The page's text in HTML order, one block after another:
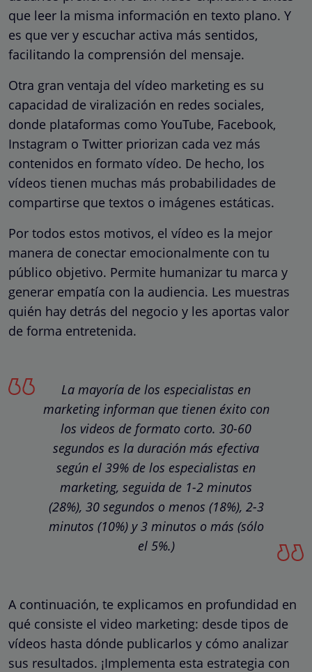
que leer la misma información en texto plano. Y
es que ver y escuchar activa más sentidos,
facilitando la comprensión del mensaje.
Otra gran ventaja del vídeo marketing es su
capacidad de viralización en redes sociales,
donde plataformas como YouTube, Facebook,
Instagram o Twitter priorizan cada vez más
contenidos en formato vídeo. De hecho, los
vídeos tienen muchas más probabilidades de
compartirse que textos o imágenes estáticas.
Por todos estos motivos, el vídeo es la mejor
manera de conectar emocionalmente con tu
público objetivo. Permite humanizar tu marca y
generar empatía con la audiencia. Les muestras
quién hay detrás del negocio y les aportas valor
de forma entretenida.
La mayoría de los especialistas en
marketing informan que tienen éxito con
los videos de formato corto. 30-60
segundos es la duración más efectiva
según el 39% de los especialistas en
marketing, seguida de 1-2 minutos
(28%), 30 segundos o menos (18%), 2-3
minutos (10%) y 3 minutos o más (sólo
el 5%.)
A continuación, te explicamos en profundidad en
qué consiste el video marketing: desde tipos de
vídeos hasta dónde publicarlos y cómo analizar
sus resultados. ¡Implementa esta estrategia con